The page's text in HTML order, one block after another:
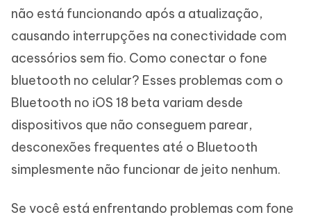
não está funcionando após a atualização,
causando interrupções na conectividade com
acessórios sem fio. Como conectar o fone
bluetooth no celular? Esses problemas com o
Bluetooth no iOS 18 beta variam desde
dispositivos que não conseguem parear,
desconexões frequentes até o Bluetooth
simplesmente não funcionar de jeito nenhum.
Se você está enfrentando problemas com fone